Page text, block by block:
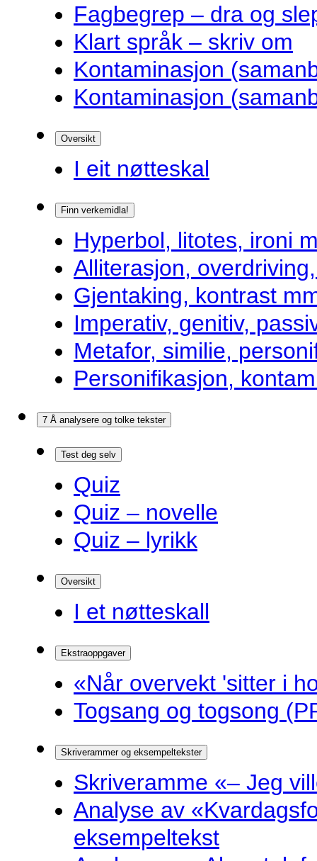
Fagbegrep – dra og
Klart språk – skriv om
Kontaminasjon
Kontaminasjon
Oversikt
I eit nøtteskal
Finn verkemidla!
Hyperbol, litotes, ironi
Alliterasjon,
Gjentaking, kontrast
Imperativ, genitiv,
Metafor, similie,
Personifikasjon,
7 Å analysere og tolke tekster
Test deg selv
Quiz
Quiz – novelle
Quiz – lyrikk
Oversikt
I et nøtteskall
Ekstraoppgaver
«Når overvekt 'sitter i
Togsang og togsong
Skriverammer og eksempeltekster
Skriveramme «– Jeg
Analyse av
eksempeltekst